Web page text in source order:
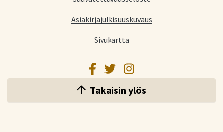
Asiakirjajulkisuuskuvaus
Sivukartta
Facebook
TwitterInstagram
Takaisin ylös